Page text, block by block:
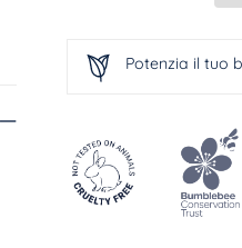
Potenzia il tuo